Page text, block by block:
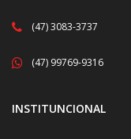
(47) 3083-3737
(47) 99769-9316
INSTITUNCIONAL